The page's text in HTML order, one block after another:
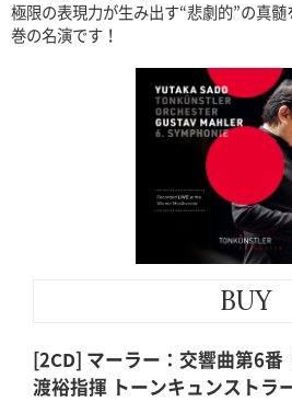
極限の表現力が生み出す“悲劇的”の真
巻の名演です！
BUY
[2CD] マーラー：交響曲第6
渡裕指揮 トーンキュンストラ